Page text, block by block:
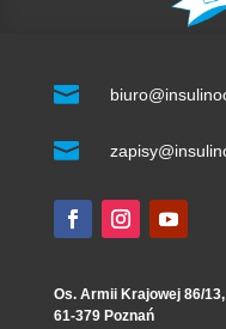


Os. Armii Krajowej 86/13,
61-379 Poznań